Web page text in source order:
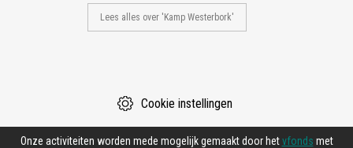
Lees alles over 'Kamp Westerbork'
Cookie instellingen
Onze activiteiten worden mede mogelijk gemaakt door hetvfonds met